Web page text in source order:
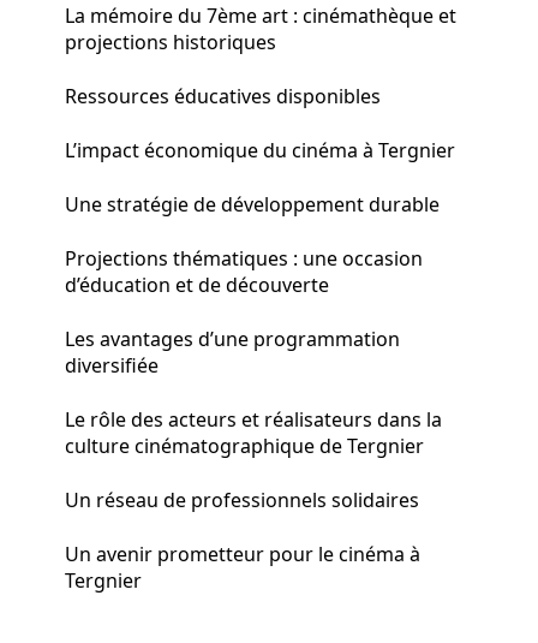
La mémoire du 7ème art : cinémathèque et
projections historiques
Ressources éducatives disponibles
L’impact économique du cinéma à Tergnier
Une stratégie de développement durable
Projections thématiques : une occasion
d’éducation et de découverte
Les avantages d’une programmation
diversifiée
Le rôle des acteurs et réalisateurs dans la
culture cinématographique de Tergnier
Un réseau de professionnels solidaires
Un avenir prometteur pour le cinéma à
Tergnier